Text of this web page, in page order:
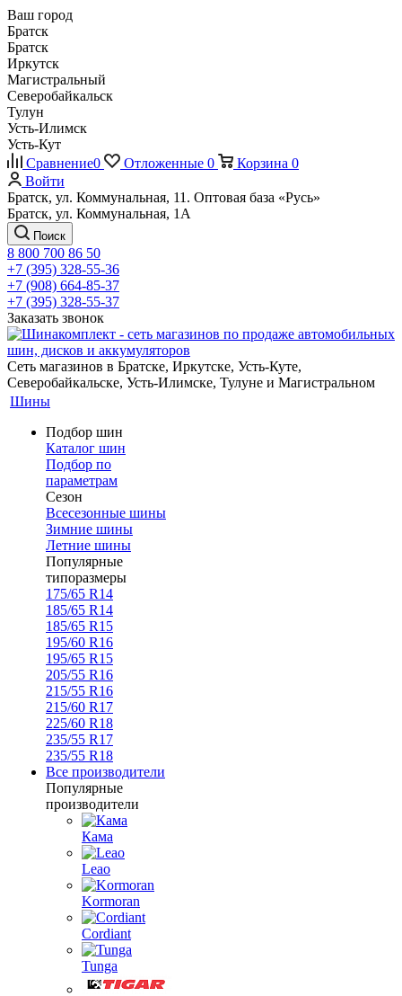
Ваш город
Братск
Братск
Иркутск
Магистральный
Северобайкальск
Тулун
Усть-Илимск
Усть-Кут
Сравнение0 Отложенные 0 Корзина 0
Войти
Братск, ул. Коммунальная, 11. Оптовая база «Русь»
Братск, ул. Коммунальная, 1А
Поиск
8 800 700 86 50
+7 (395) 328-55-36
+7 (908) 664-85-37
+7 (395) 328-55-37
Заказать звонок
Сеть магазинов в Братске, Иркутске, Усть-Куте,
Северобайкальске, Усть-Илимске, Тулуне и Магистральном
Шины
Подбор шин
Каталог шин
Подбор по
параметрам
Сезон
Всесезонные шины
Зимние шины
Летние шины
Популярные
типоразмеры
175/65 R14
185/65 R14
185/65 R15
195/60 R16
195/65 R15
205/55 R16
215/55 R16
215/60 R17
225/60 R18
235/55 R17
235/55 R18
Все производители
Популярные
производители
Кама
Leao
Kormoran
Cordiant
Tunga